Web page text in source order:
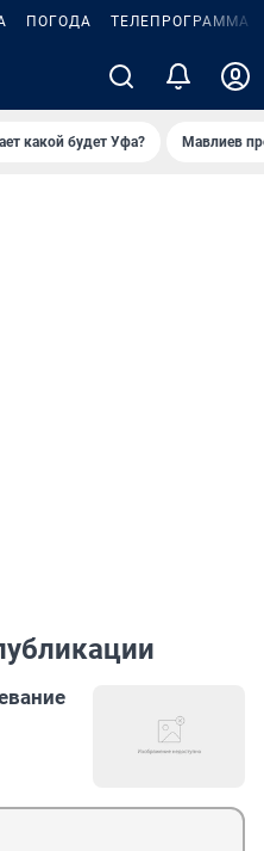
ПОГОДА ТЕЛЕПРОГРАММА
какой будет Уфа? Мавлиев